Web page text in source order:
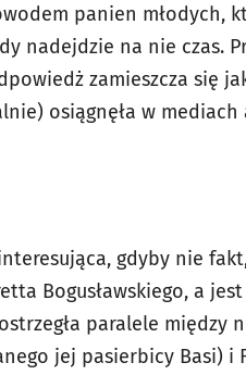
panien młodych,
nadejdzie na nie czas.
zamieszcza się
osiągnęła w mediach
gdyby nie
Bogusławskiego, a
paralele między
jej pasierbicy Basi) i